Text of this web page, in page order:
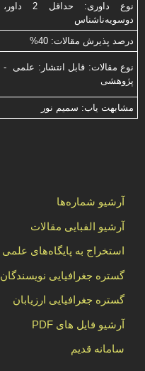
نوع داوری: حداقل 2 داور،
دوسویه‌ناشناس
درصد پذیرش مقالات: 40%
نوع مقالات: قابل انتشار: علمی -
پژوهشی
مشابهت ياب: سميم نور
آرشیو شماره‌ها
آرشیو الفبایی مقالات
استخراج به پایگاه‌های علمی
گستره جغرافیایی نویسندگان
گستره جغرافیایی ارزیابان
آرشیو فایل های PDF
سامانه قدیم